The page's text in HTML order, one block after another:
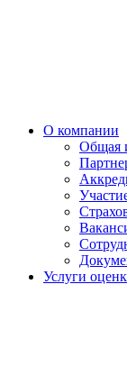
О компании
Общая
Услуги